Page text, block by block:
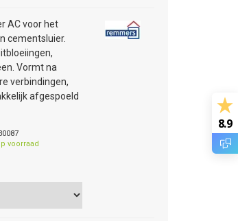
AC voor het
cementsluier.
Vormt na
verbindingen,
afgespoeld
voorraad
8.9